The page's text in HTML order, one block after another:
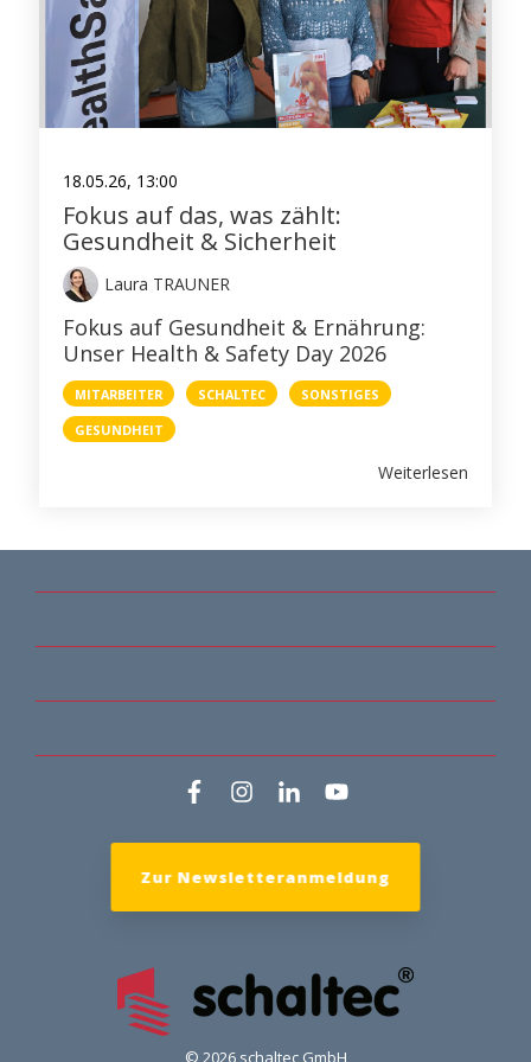
GERÜST
PERI
BESTSELLER
PRESSE
WEIHNACHTSFERIEN
GESUNDHEIT
PERI DUO
18.05.26, 13:00
Fokus auf das, was zählt:
Gesundheit & Sicherheit
Laura TRAUNER
Fokus auf Gesundheit & Ernährung:
Unser Health & Safety Day 2026
MITARBEITER SCHALTEC
SONSTIGES
GESUNDHEIT
Weiterlesen
© 2026 schaltec GmbH
Zur Newsletteranmeldung